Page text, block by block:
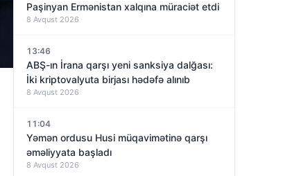
Paşinyan Ermənistan xalqına müraciət etdi
8 Avqust 2026
13:46
ABŞ-ın İrana qarşı yeni sanksiya dalğası:
İki kriptovalyuta birjası hədəfə alınıb
8 Avqust 2026
11:04
Yəmən ordusu Husi müqavimətinə qarşı
əməliyyata başladı
8 Avqust 2026